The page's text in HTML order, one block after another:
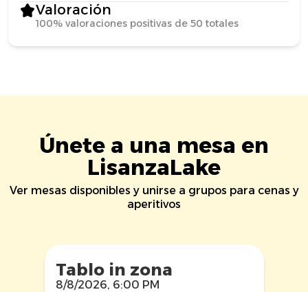
Valoración
100% valoraciones positivas de 50 totales
Únete a una mesa en
LisanzaLake
Ver mesas disponibles y unirse a grupos para cenas y
aperitivos
Tablo in zona
8/8/2026, 6:00 PM